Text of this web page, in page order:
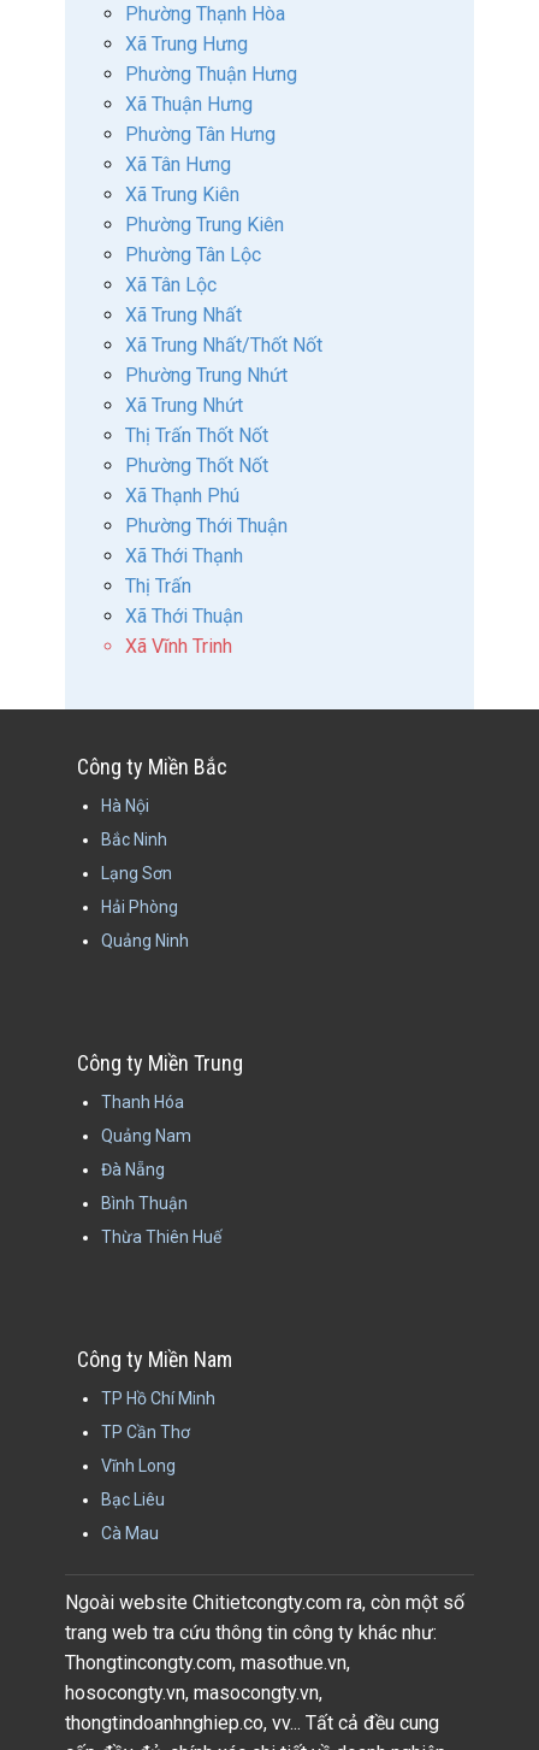
Phường Thạnh Hòa
Xã Trung Hưng
Phường Thuận Hưng
Xã Thuận Hưng
Phường Tân Hưng
Xã Tân Hưng
Xã Trung Kiên
Phường Trung Kiên
Phường Tân Lộc
Xã Tân Lộc
Xã Trung Nhất
Xã Trung Nhất/Thốt Nốt
Phường Trung Nhứt
Xã Trung Nhứt
Thị Trấn Thốt Nốt
Phường Thốt Nốt
Xã Thạnh Phú
Phường Thới Thuận
Xã Thới Thạnh
Thị Trấn
Xã Thới Thuận
Xã Vĩnh Trinh
Công ty Miền Bắc
Hà Nội
Bắc Ninh
Lạng Sơn
Hải Phòng
Quảng Ninh
Công ty Miền Trung
Thanh Hóa
Quảng Nam
Đà Nẵng
Bình Thuận
Thừa Thiên Huế
Công ty Miền Nam
TP Hồ Chí Minh
TP Cần Thơ
Vĩnh Long
Bạc Liêu
Cà Mau
Ngoài website Chitietcongty.com ra, còn một số
trang web tra cứu thông tin công ty khác như:
Thongtincongty.com, masothue.vn,
hosocongty.vn, masocongty.vn,
thongtindoanhnghiep.co, vv... Tất cả đều cung